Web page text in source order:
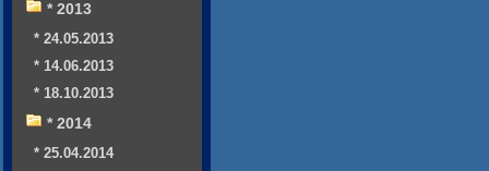
* 2013
* 24.05.2013
* 14.06.2013
* 18.10.2013
* 2014
* 25.04.2014